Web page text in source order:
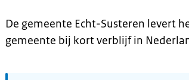
De gemeente Echt-Susteren levert
gemeente bij kort verblijf in